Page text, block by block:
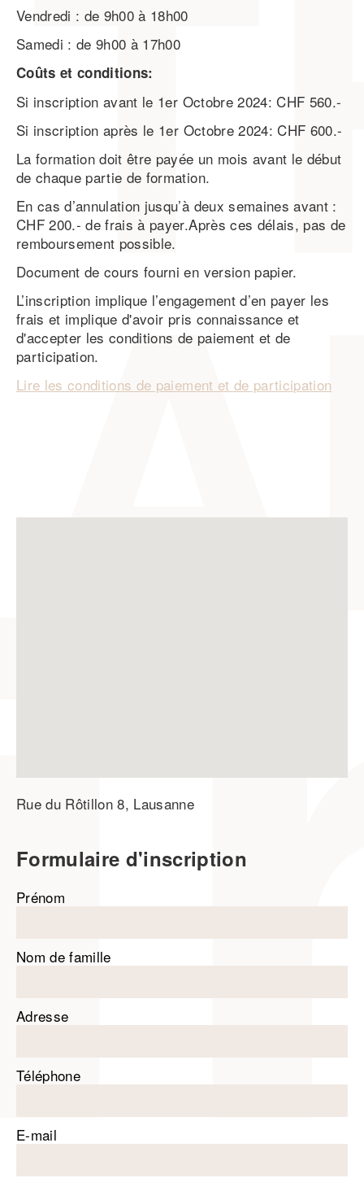
Vendredi : de 9h00 à 18h00
Samedi : de 9h00 à 17h00
Coûts et conditions:
Si inscription avant le 1er Octobre 2024: CHF 560.-
Si inscription après le 1er Octobre 2024: CHF 600.-
La formation doit être payée un mois avant le début
de chaque partie de formation.
En cas d’annulation jusqu’à deux semaines avant :
CHF 200.- de frais à payer.Après ces délais, pas de
remboursement possible.
Document de cours fourni en version papier.
L’inscription implique l’engagement d’en payer les
frais et implique d'avoir pris connaissance et
d'accepter les conditions de paiement et de
participation.
Lire les conditions de paiement et de participation
Rue du Rôtillon 8, Lausanne
Formulaire d'inscription
Prénom
Nom de famille
Adresse
Téléphone
E-mail